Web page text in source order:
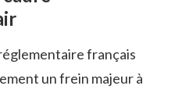
français
un frein majeur à